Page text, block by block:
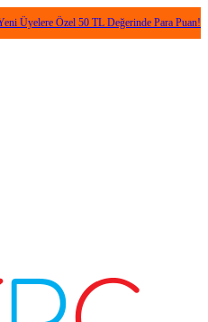
Özel 50 TL Değerinde Para Puan! •